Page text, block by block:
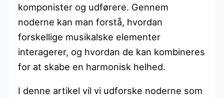
komponister og udførere. Gennem
noderne kan man forstå, hvordan
forskellige musikalske elementer
interagerer, og hvordan de kan kombineres
for at skabe en harmonisk helhed.
I denne artikel vil vi udforske noderne som